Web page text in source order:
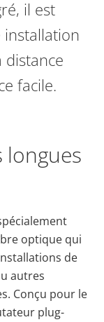
il est
distance
facile.
longues
optique qui
de
autres
Conçu pour le
plug-